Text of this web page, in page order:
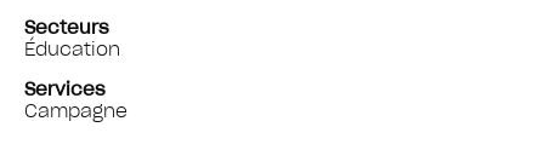
Secteurs
Éducation
Services
Campagne